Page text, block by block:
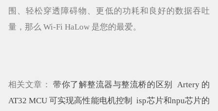
围、轻松穿透障碍物、更低的功耗和良好的数据吞吐
量，那么 Wi-Fi HaLow 是您的最爱。
相关文章：带你了解整流器与整流桥的区别
Artery 的
AT32 MCU 可实现高性能电机控制
isp芯片和npu芯片的